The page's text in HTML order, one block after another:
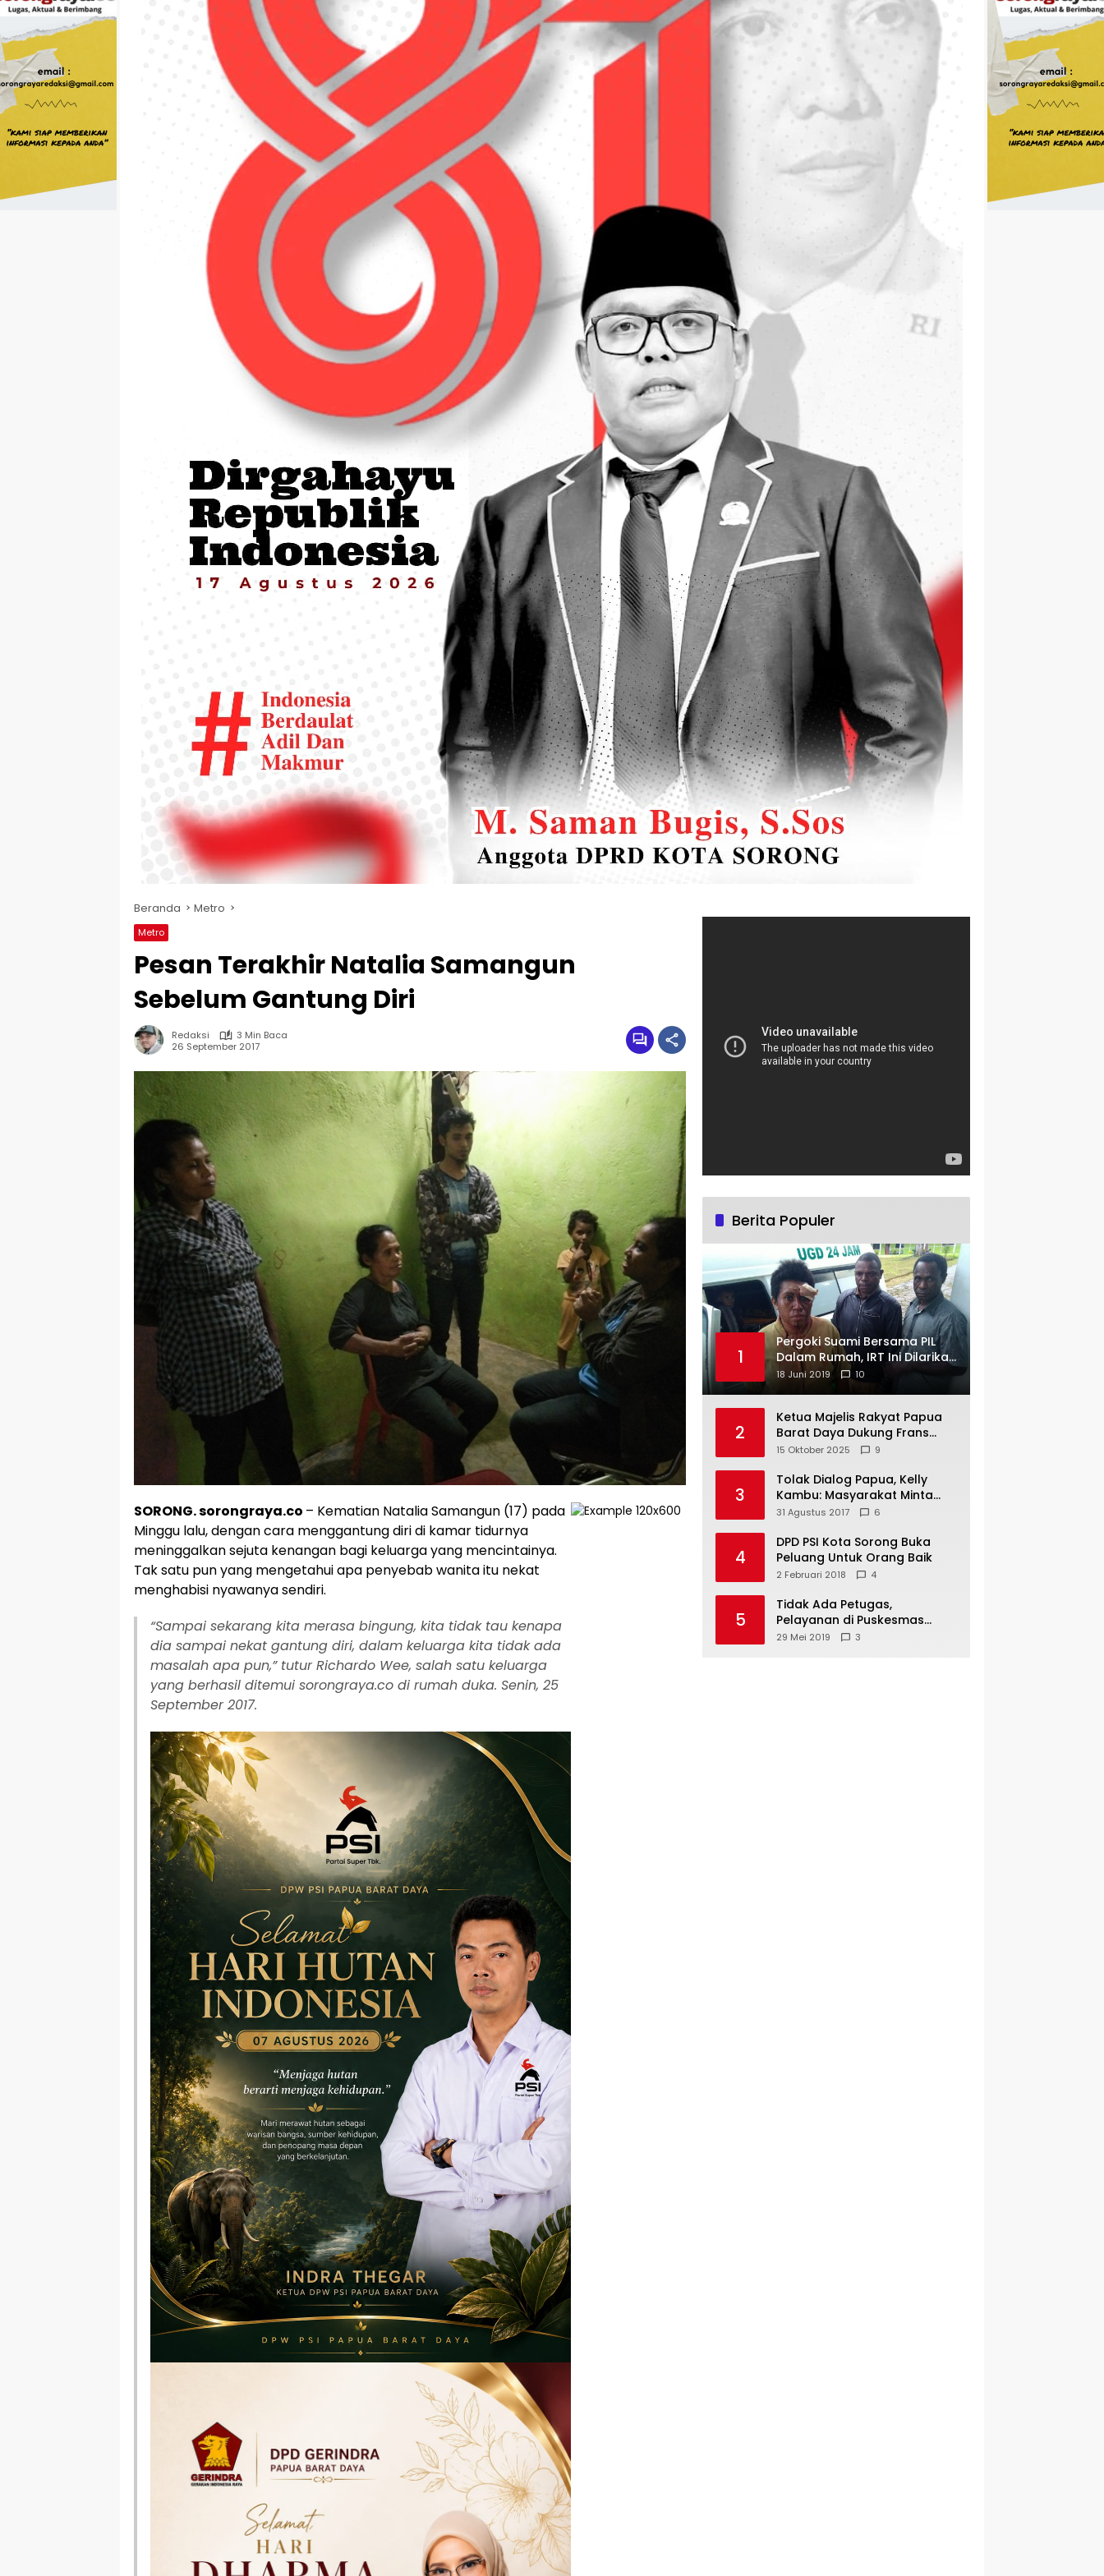
Beranda Metro
Metro
Pesan Terakhir Natalia Samangun
Sebelum Gantung Diri
Redaksi
3 Min Baca
26 September 2017
SORONG. sorongraya.co – Kematian Natalia Samangun (17) pada
Minggu lalu, dengan cara menggantung diri di kamar tidurnya
meninggalkan sejuta kenangan bagi keluarga yang mencintainya.
Tak satu pun yang mengetahui apa penyebab wanita itu nekat
menghabisi nyawanya sendiri.
“Sampai sekarang kita merasa bingung, kita tidak tau kenapa
dia sampai nekat gantung diri, dalam keluarga kita tidak ada
masalah apa pun,” tutur Richardo Wee, salah satu keluarga
yang berhasil ditemui sorongraya.co di rumah duka. Senin, 25
September 2017.
Berita Populer
1
Pergoki Suami Bersama PIL
Dalam Rumah, IRT Ini Dilarikan
ke RS
18 Juni 2019 10
2
Ketua Majelis Rakyat Papua
Barat Daya Dukung Frans
Pigome Sebagai Presidir PT
15 Oktober 2025 9
3
Tolak Dialog Papua, Kelly
Kambu: Masyarakat Minta
Pemekaran
31 Agustus 2017 6
4
DPD PSI Kota Sorong Buka
Peluang Untuk Orang Baik
2 Februari 2018 4
5
Tidak Ada Petugas,
Pelayanan di Puskesmas
Mare-Maybrat Lumpuh
29 Mei 2019 3